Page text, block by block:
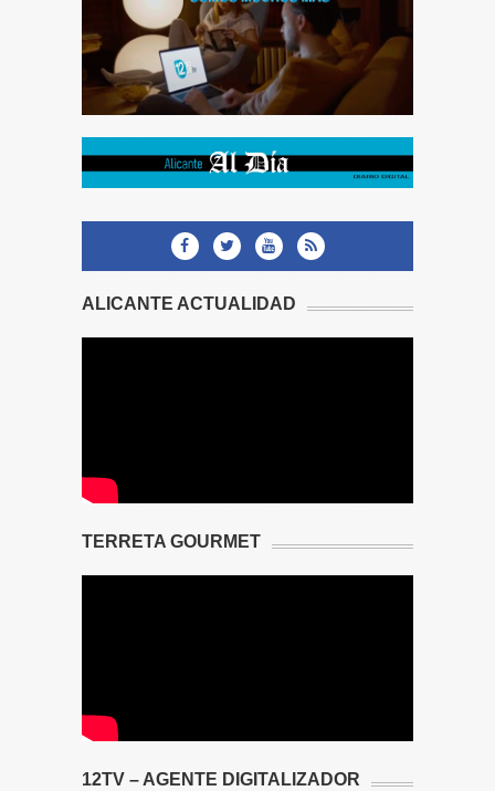
ALICANTE ACTUALIDAD
TERRETA GOURMET
12TV – AGENTE DIGITALIZADOR